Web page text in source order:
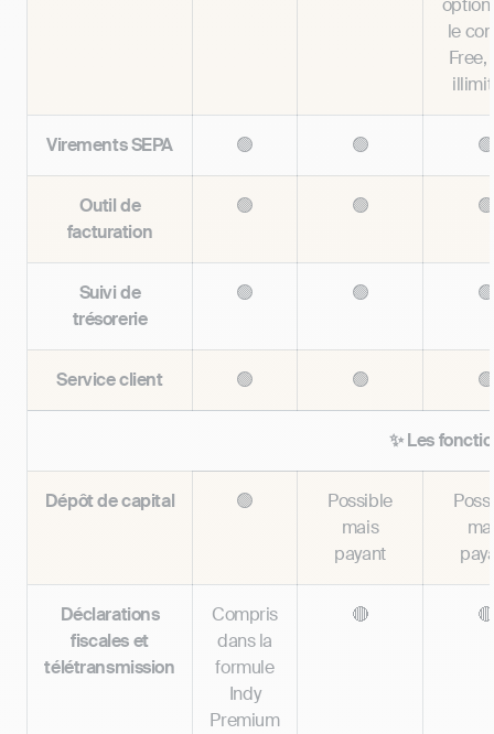
le
Free,
Virements SEPA 🟢 🟢 🟢
Outil de
facturation
🟢 🟢 🟢
Suivi de
trésorerie
🟢 🟢 🟢
Service client 🟢 🟢 🟢
✨ Les
Dépôt de capital 🟢
Possible
mais
payant
Déclarations
fiscales et
télétransmission
Compris
dans la
formule
Indy
Premium
🔴 🔴